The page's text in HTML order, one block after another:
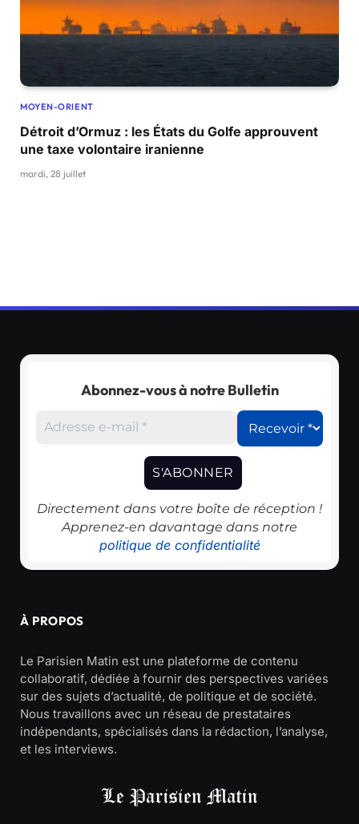
MOYEN-ORIENT
Détroit d’Ormuz : les États du Golfe approuvent
une taxe volontaire iranienne
mardi, 28 juillet
Abonnez-vous à notre Bulletin
Directement dans votre boîte de réception !
Apprenez-en davantage dans notre
politique de confidentialité
À PROPOS
Le Parisien Matin est une plateforme de contenu
collaboratif, dédiée à fournir des perspectives variées
sur des sujets d’actualité, de politique et de société.
Nous travaillons avec un réseau de prestataires
indépendants, spécialisés dans la rédaction, l’analyse,
et les interviews.